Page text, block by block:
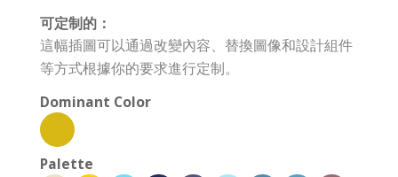
可定制的：
這幅插圖可以通過改變內容、替換圖像和設計組件
等方式根據你的要求進行定制。
Dominant Color
Palette